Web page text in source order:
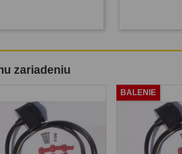
zariadeniu
BALENIE